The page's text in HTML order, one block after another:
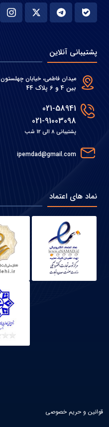
پشتیبانی آنلاین
میدان فاطمی، خیابان چهلستون
بین 4 و 6 پلاک 44
021-58941
021-91003098
پشتیبانی 8 الی 12 شب
ipemdad@gmail.com
نماد های اعتماد
قوانین و حریم خصوصی